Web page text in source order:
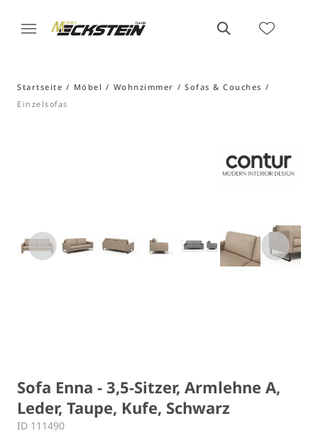
Startseite Möbel Wohnzimmer
Sofas & Couches
Einzelsofas
Sofa Enna - 3,5-Sitzer, Armlehne A,
Leder, Taupe, Kufe, Schwarz
ID 111490